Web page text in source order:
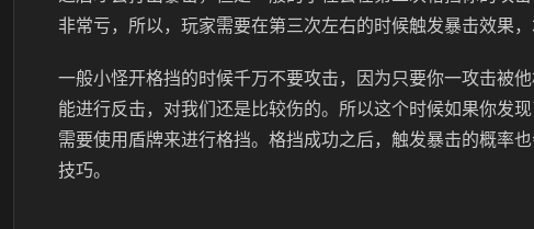
非常亏，所以，玩家需要在第三次左右的时候触发暴击效果，
一般小怪开格挡的时候千万不要攻击，因为只要你一攻击被
能进行反击，对我们还是比较伤的。所以这个时候如果你发
需要使用盾牌来进行格挡。格挡成功之后，触发暴击的概率
技巧。